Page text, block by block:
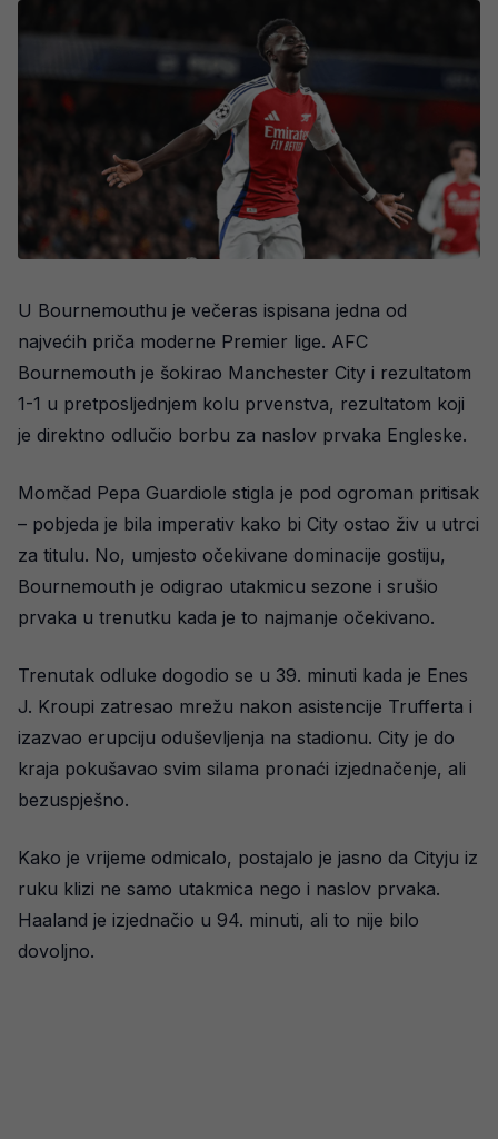
U Bournemouthu je večeras ispisana jedna od
najvećih priča moderne Premier lige. AFC
Bournemouth je šokirao Manchester City i rezultatom
1-1 u pretposljednjem kolu prvenstva, rezultatom koji
je direktno odlučio borbu za naslov prvaka Engleske.
Momčad Pepa Guardiole stigla je pod ogroman pritisak
– pobjeda je bila imperativ kako bi City ostao živ u utrci
za titulu. No, umjesto očekivane dominacije gostiju,
Bournemouth je odigrao utakmicu sezone i srušio
prvaka u trenutku kada je to najmanje očekivano.
Trenutak odluke dogodio se u 39. minuti kada je Enes
J. Kroupi zatresao mrežu nakon asistencije Trufferta i
izazvao erupciju oduševljenja na stadionu. City je do
kraja pokušavao svim silama pronaći izjednačenje, ali
bezuspješno.
Kako je vrijeme odmicalo, postajalo je jasno da Cityju iz
ruku klizi ne samo utakmica nego i naslov prvaka.
Haaland je izjednačio u 94. minuti, ali to nije bilo
dovoljno.